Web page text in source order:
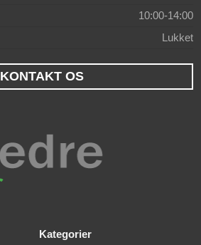
10:00-14:00
Lukket
KONTAKT OS
Kategorier